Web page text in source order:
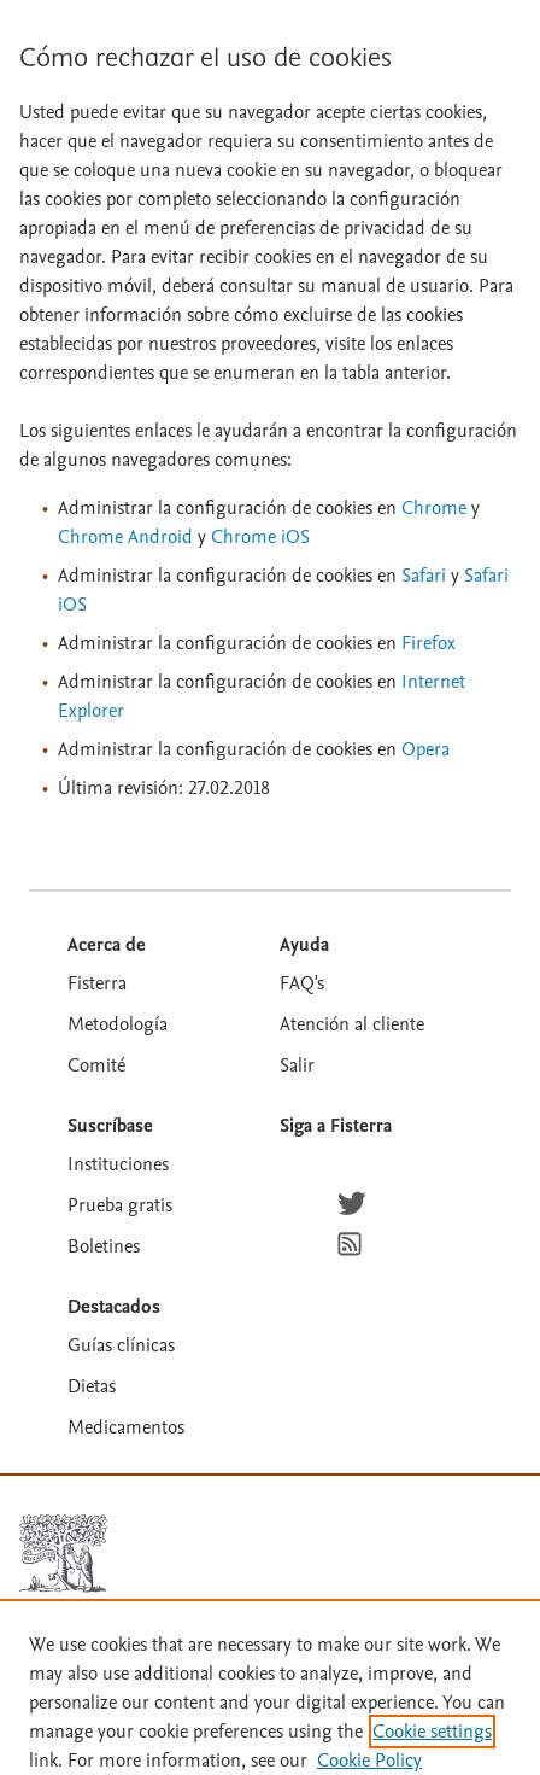
Cómo rechazar el uso de cookies
Usted puede evitar que su navegador acepte ciertas cookies,
hacer que el navegador requiera su consentimiento antes de
que se coloque una nueva cookie en su navegador, o bloquear
las cookies por completo seleccionando la configuración
apropiada en el menú de preferencias de privacidad de su
navegador. Para evitar recibir cookies en el navegador de su
dispositivo móvil, deberá consultar su manual de usuario. Para
obtener información sobre cómo excluirse de las cookies
establecidas por nuestros proveedores, visite los enlaces
correspondientes que se enumeran en la tabla anterior.
Los siguientes enlaces le ayudarán a encontrar la configuración
de algunos navegadores comunes:
Administrar la configuración de cookies en Chromey
Chrome Android yChrome iOS
Administrar la configuración de cookies en Safari y Safari
iOS
Administrar la configuración de cookies en Firefox
Administrar la configuración de cookies en Internet
Explorer
Administrar la configuración de cookies en Opera
Última revisión: 27.02.2018
Acerca de
Fisterra
Metodología
Comité
Suscríbase
Instituciones
Prueba gratis
Boletines
Destacados
Guías clínicas
Dietas
Medicamentos
Ayuda
FAQ's
Atención al cliente
Salir
Siga a Fisterra
Síguenos en Twitter
Suscríbete para recibir
Términos y condiciones
Política de privacidad
Copyright ©2026Elsevier España SLU, sus licenciantes y
colaboradores. Se reservan todos los derechos, incluidos los de minería
We use cookies that are necessary to make our site work. We
may also use additional cookies to analyze, improve, and
personalize our content and your digital experience. You can
manage your cookie preferences using the Cookie settings
link. For more information, see our Cookie Policy